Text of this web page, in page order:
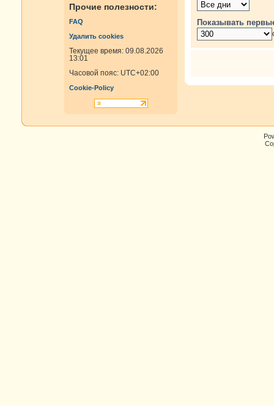
Прочие полезности:
FAQ
Удалить cookies
Текущее время: 09.08.2026
13:01
Часовой пояс: UTC+02:00
Cookie-Policy
Показывать